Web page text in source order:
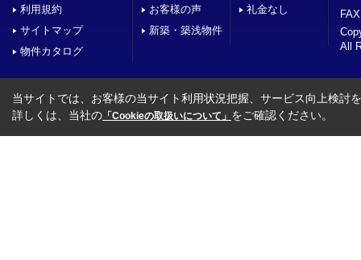
利用規約
サイトマップ
物件カタログ
お客様の声
新築・築浅物件
礼金なし
All
当サイトでは、お客様の当サイト利用状況把握、サービス向上検討
詳しくは、当社の 「Cookieの取扱いについて」 をご確認ください。